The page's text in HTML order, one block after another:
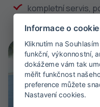
kompletní servis,
Informace o
Kliknutím na
funkční, výkonnostní,
dokážeme vám tak
měřit funkčnost
preference můžete
Nastavení cookies.